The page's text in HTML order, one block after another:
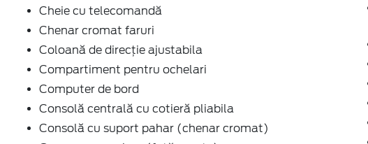
Cheie cu telecomandă
Chenar cromat faruri
Coloană de direcţie ajustabila
Compartiment pentru ochelari
Computer de bord
Consolă centrală cu cotieră pliabila
Consolă cu suport pahar (chenar cromat)